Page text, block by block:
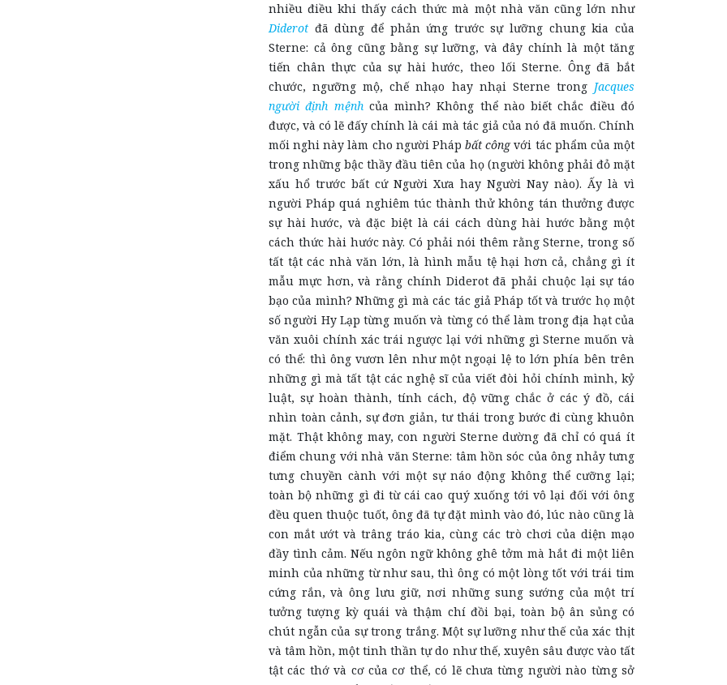
nhiều điều khi thấy cách thức mà một nhà văn cũng lớn như
Diderot đã dùng để phản ứng trước sự lưỡng chung kia của
Sterne: cả ông cũng bằng sự lưỡng, và đây chính là một tăng
tiến chân thực của sự hài hước, theo lối Sterne. Ông đã bắt
chước, ngưỡng mộ, chế nhạo hay nhại Sterne trong Jacques
người định mệnhcủa mình? Không thể nào biết chắc điều đó
được, và có lẽ đấy chính là cái mà tác giả của nó đã muốn. Chính
mối nghi này làm cho người Phápbất côngvới tác phẩm của một
trong những bậc thầy đầu tiên của họ (người không phải đỏ mặt
xấu hổ trước bất cứ Người Xưa hay Người Nay nào). Ấy là vì
người Pháp quá nghiêm túc thành thử không tán thưởng được
sự hài hước, và đặc biệt là cái cách dùng hài hước bằng một
cách thức hài hước này. Có phải nói thêm rằng Sterne, trong số
tất tật các nhà văn lớn, là hình mẫu tệ hại hơn cả, chẳng gì ít
mẫu mực hơn, và rằng chính Diderot đã phải chuộc lại sự táo
bạo của mình? Những gì mà các tác giả Pháp tốt và trước họ một
số người Hy Lạp từng muốn và từng có thể làm trong địa hạt của
văn xuôi chính xác trái ngược lại với những gì Sterne muốn và
có thể: thì ông vươn lên như một ngoại lệ to lớn phía bên trên
những gì mà tất tật các nghệ sĩ của viết đòi hỏi chính mình, kỷ
luật, sự hoàn thành, tính cách, độ vững chắc ở các ý đồ, cái
nhìn toàn cảnh, sự đơn giản, tư thái trong bước đi cùng khuôn
mặt. Thật không may, con người Sterne dường đã chỉ có quá ít
điểm chung với nhà văn Sterne: tâm hồn sóc của ông nhảy tưng
tưng chuyền cành với một sự náo động không thể cưỡng lại;
toàn bộ những gì đi từ cái cao quý xuống tới vô lại đối với ông
đều quen thuộc tuốt, ông đã tự đặt mình vào đó, lúc nào cũng là
con mắt ướt và trâng tráo kia, cùng các trò chơi của diện mạo
đầy tình cảm. Nếu ngôn ngữ không ghê tởm mà hắt đi một liên
minh của những từ như sau, thì ông có một lòng tốt với trái tim
cứng rắn, và ông lưu giữ, nơi những sung sướng của một trí
tưởng tượng kỳ quái và thậm chí đồi bại, toàn bộ ân sủng có
chút ngẫn của sự trong trắng. Một sự lưỡng như thế của xác thịt
và tâm hồn, một tinh thần tự do như thế, xuyên sâu được vào tất
tật các thớ và cơ của cơ thể, có lẽ chưa từng người nào từng sở